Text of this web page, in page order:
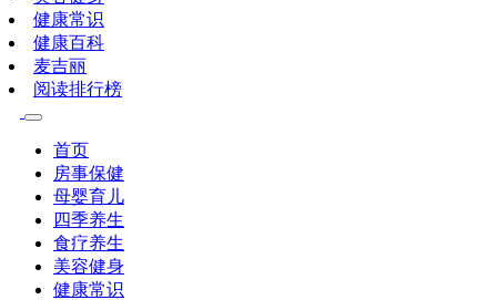
健康常识
健康百科
麦吉丽
阅读排行榜
首页
房事保健
母婴育儿
四季养生
食疗养生
美容健身
健康常识